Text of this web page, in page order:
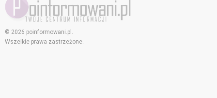
© 2026 poinformowani.pl.
Wszelkie prawa zastrzeżone.